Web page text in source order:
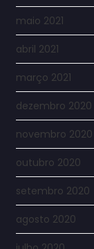
maio 2021
abril 2021
março 2021
dezembro 2020
novembro 2020
outubro 2020
setembro 2020
agosto 2020